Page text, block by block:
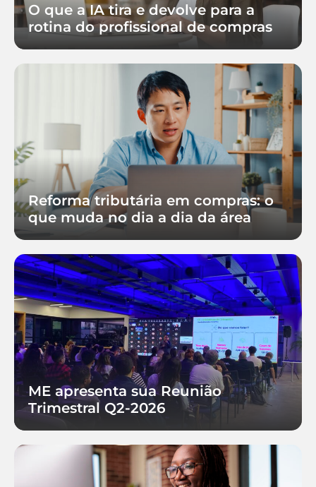
O que a IA tira e devolve para a
rotina do profissional de compras
Reforma tributária em compras: o
que muda no dia a dia da área
ME apresenta sua Reunião
Trimestral Q2-2026